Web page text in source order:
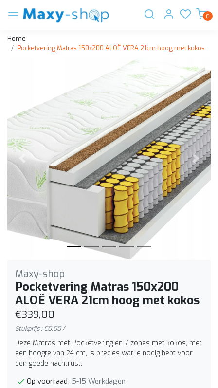
0
Home
Pocketvering Matras 150x200 ALOË VERA 21cm hoog met kokos
Vorige
Maxy-shop
Pocketvering Matras 150x200
ALOË VERA 21cm hoog met kokos
€339,00
Stukprijs : €0,00 /
Deze Matras met Pocketvering en 7 zones met kokos, met
een hoogte van 24 cm, is precies wat je nodig hebt voor
een goede nachtrust.
Op voorraad 5-15 Werkdagen